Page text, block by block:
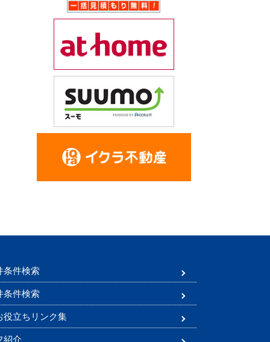
条件検索
条件検索
役立ちリンク集
紹介